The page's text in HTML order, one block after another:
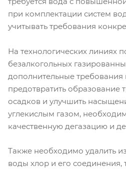
при комплектации систем
учитывать требования
На технологических линиях
безалкогольных
дополнительные требования
предотвратить образование
осадков и улучшить
углекислым газом,
качественную дегазацию и
Также необходимо удалить
воды хлор и его соединения,